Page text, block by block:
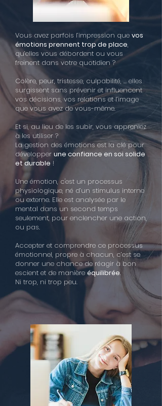
Vous avez parfois l’impression que vos
émotions prennent trop de place,
qu’elles vous débordent ou vous
freinent dans votre quotidien ?
Colère, peur, tristesse, culpabilité, … elles
surgissent sans prévenir et influencent
vos décisions, vos relations et l’image
que vous avez de vous-même.
Et si, au lieu de les subir, vous appreniez
à les utiliser ?
La gestion des émotions est la clé pour
développer une confiance en soi solide
et durable !
Une émotion, c'est un processus
physiologique, né d’un stimulus interne
ou externe. Elle est analysée par le
mental dans un second temps
seulement, pour enclencher une action,
ou pas.
Accepter et comprendre ce processus
émotionnel, propre à chacun, c’est se
donner une chance de réagir à bon
escient et de manière équilibrée.
Ni trop, ni trop peu.